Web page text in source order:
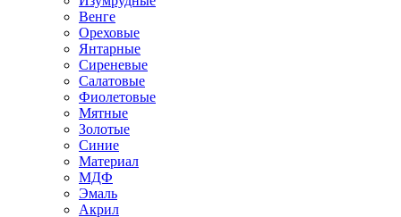
Венге
Ореховые
Янтарные
Сиреневые
Салатовые
Фиолетовые
Мятные
Золотые
Синие
Материал
МДФ
Эмаль
Акрил